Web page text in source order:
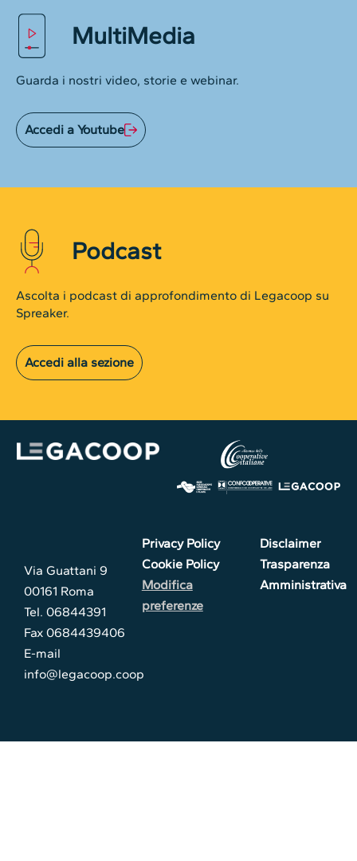
MultiMedia
Guarda i nostri video, storie e webinar.
Accedi a Youtube
Podcast
Ascolta i podcast di approfondimento di Legacoop su
Spreaker.
Accedi alla sezione
Via Guattani 9
00161 Roma
Tel. 06844391
Fax 0684439406
E-mail
info@legacoop.coop
Privacy Policy
Cookie Policy
Modifica
preferenze
Disclaimer
Trasparenza
Amministrativa